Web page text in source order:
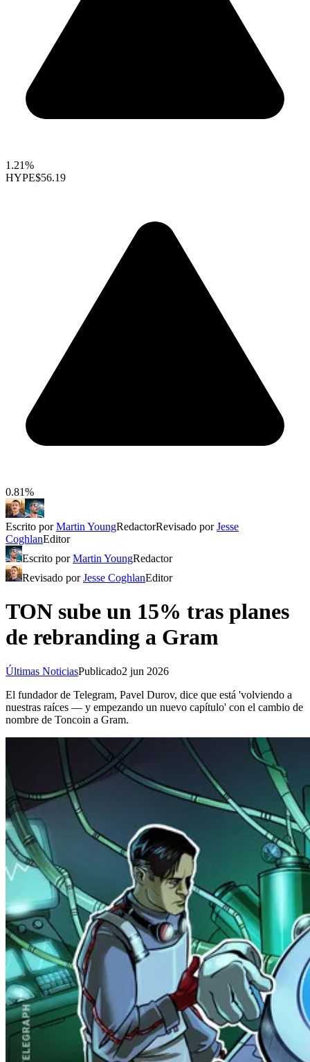
1.21%
HYPE$56.19
0.81%
Escrito porMartin YoungRedactorRevisado porJesse
CoghlanEditor
Escrito porMartin YoungRedactor
Revisado porJesse CoghlanEditor
TON sube un 15% tras planes
de rebranding a Gram
Últimas NoticiasPublicado2 jun 2026
El fundador de Telegram, Pavel Durov, dice que está 'volviendo a
nuestras raíces — y empezando un nuevo capítulo' con el cambio de
nombre de Toncoin a Gram.